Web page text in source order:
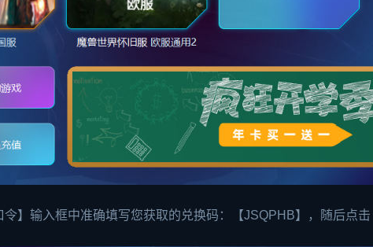
】输入框中准确填写您获取的兑换码：【JSQPHB】，随后点击